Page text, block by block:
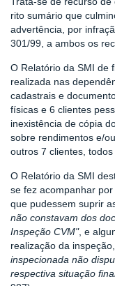
rito sumário que
advertência, por
301/99, a ambos os
O Relatório da SMI de
realizada nas
cadastrais e
físicas e 6 clientes
inexistência de cópia
sobre rendimentos e/
outros 7 clientes,
O Relatório da SMI
se fez acompanhar
que pudessem suprir
não constavam dos
Inspeção CVM", e
realização da
inspecionada não
respectiva situação